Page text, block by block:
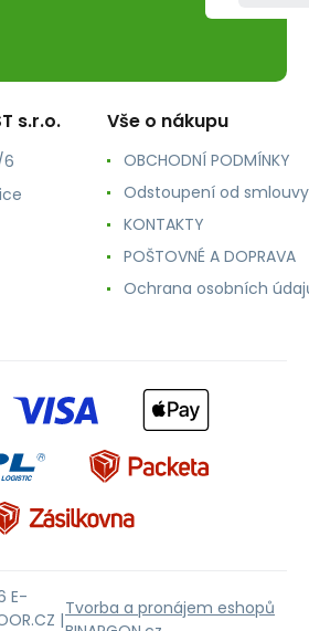
s.r.o. Vše o nákupu
OBCHODNÍ PODMÍNKY
Odstoupení od smlouvy
KONTAKTY
POŠTOVNÉ A DOPRAVA
Ochrana osobních
E-
|
Tvorba a pronájem eshopů